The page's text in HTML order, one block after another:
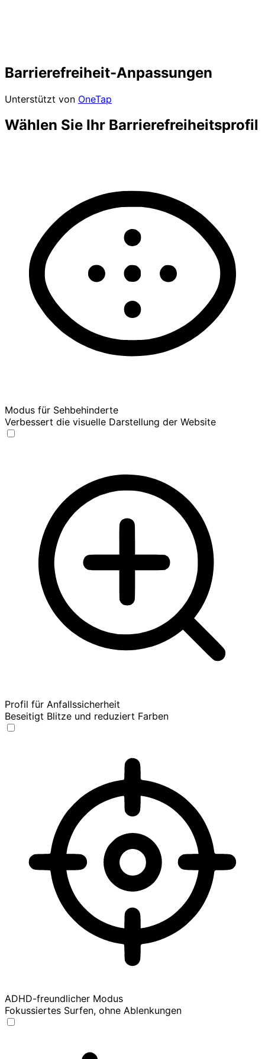
Barrierefreiheit-Anpassungen
Unterstützt von OneTap
Wählen Sie Ihr Barrierefreiheitsprofil
Modus für Sehbehinderte
Verbessert die visuelle Darstellung der Website
Profil für Anfallssicherheit
Beseitigt Blitze und reduziert Farben
ADHD-freundlicher Modus
Fokussiertes Surfen, ohne Ablenkungen